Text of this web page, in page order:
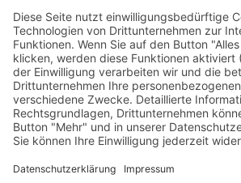
Möbel Wiemer GmbH & Co. KG
Martin-Opitz-Straße 2
59494 Soest
Telefon:02921 9670-0